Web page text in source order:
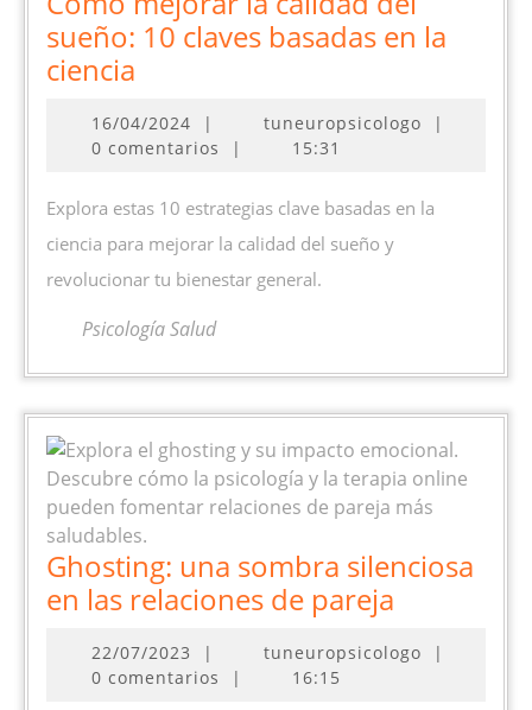
sueño: 10 claves basadas en la
ciencia
la
calidad
del
sueño:
10
basadas
en
ciencia
16/04/202416/04/2024
| tuneuropsicologo
|
0 comentarios
| 15:31
Explora estas 10 estrategias clave basadas en la
ciencia para mejorar la calidad del sueño y
revolucionar tu bienestar general.
Psicología Salud
Ghosting: una sombra silenciosa
en las relaciones de pareja
sombra
22/07/2023 22/07/2023
| tuneuropsicologo
|
0 comentarios
| 16:15